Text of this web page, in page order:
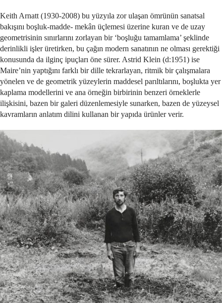
Keith Arnatt (1930-2008) bu yüzyıla zor ulaşan ömrünün sanatsal
bakışını boşluk-madde- mekân üçlemesi üzerine kuran ve de uzay
geometrisinin sınırlarını zorlayan bir ‘boşluğu tamamlama’ şeklinde
derinlikli işler üretirken, bu çağın modern sanatının ne olması gerektiği
konusunda da ilginç ipuçları öne sürer. Astrid Klein (d:1951) ise
Maire’nin yaptığını farklı bir dille tekrarlayan, ritmik bir çalışmalara
yönelen ve de geometrik yüzeylerin maddesel parıltılarını, boşlukta yer
kaplama modellerini ve ana örneğin birbirinin benzeri örneklerle
ilişkisini, bazen bir galeri düzenlemesiyle sunarken, bazen de yüzeysel
kavramların anlatım dilini kullanan bir yapıda ürünler verir.